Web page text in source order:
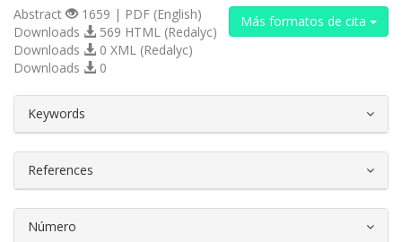
Más formatos de cita
Abstract
1659 | PDF (English)
Downloads
569 HTML (Redalyc)
Downloads
0 XML (Redalyc)
Downloads
0
Keywords
References
Número